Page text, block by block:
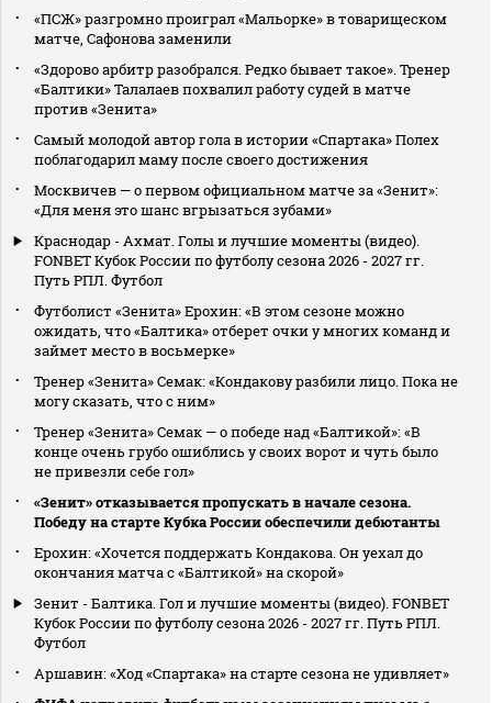
«ПСЖ» разгромно проиграл «Мальорке» в товарищеском
матче, Сафонова заменили
«Здорово арбитр разобрался. Редко бывает такое». Тренер
«Балтики» Талалаев похвалил работу судей в матче
против «Зенита»
Самый молодой автор гола в истории «Спартака» Полех
поблагодарил маму после своего достижения
Москвичев — о первом официальном матче за «Зенит»:
«Для меня это шанс вгрызаться зубами»
Краснодар - Ахмат. Голы и лучшие моменты (видео).
FONBET Кубок России по футболу сезона 2026 - 2027 гг.
Путь РПЛ. Футбол
Футболист «Зенита» Ерохин: «В этом сезоне можно
ожидать, что «Балтика» отберет очки у многих команд и
займет место в восьмерке»
Тренер «Зенита» Семак: «Кондакову разбили лицо. Пока не
могу сказать, что с ним»
Тренер «Зенита» Семак — о победе над «Балтикой»: «В
конце очень грубо ошиблись у своих ворот и чуть было
не привезли себе гол»
«Зенит» отказывается пропускать в начале сезона.
Победу на старте Кубка России обеспечили дебютанты
Ерохин: «Хочется поддержать Кондакова. Он уехал до
окончания матча с «Балтикой» на скорой»
Зенит - Балтика. Гол и лучшие моменты (видео). FONBET
Кубок России по футболу сезона 2026 - 2027 гг. Путь РПЛ.
Футбол
Аршавин: «Ход «Спартака» на старте сезона не удивляет»